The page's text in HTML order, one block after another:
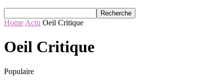
Home Actu Oeil Critique
Oeil Critique
Populaire